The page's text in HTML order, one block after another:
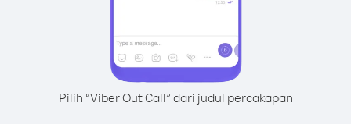
Pilih “Viber Out Call” dari judul percakapan